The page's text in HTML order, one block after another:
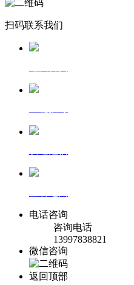
扫码联系我们
电话咨询
咨询电话
13997838821
微信咨询
返回顶部